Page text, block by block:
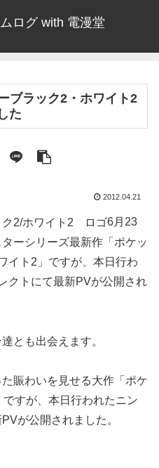
ログ with 電漫堂
ブラック2・ホワイト2
た
2012.04.21
6月23
ーシリーズ最新作「ポケッ
イト2」ですが、本日行わ
クトにて最新PVが公開され
とも出会えます。
賑わいを見せる大作「ポケ
すが、本日行われたニン
が公開されました。